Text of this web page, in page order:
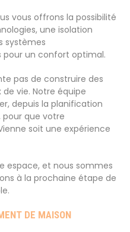
vous offrons la possibilité
une isolation
systèmes
un confort optimal.
pas de construire des
vie. Notre équipe
depuis la planification
que votre
soit une expérience
espace, et nous sommes
à la prochaine étape de
DE MAISON